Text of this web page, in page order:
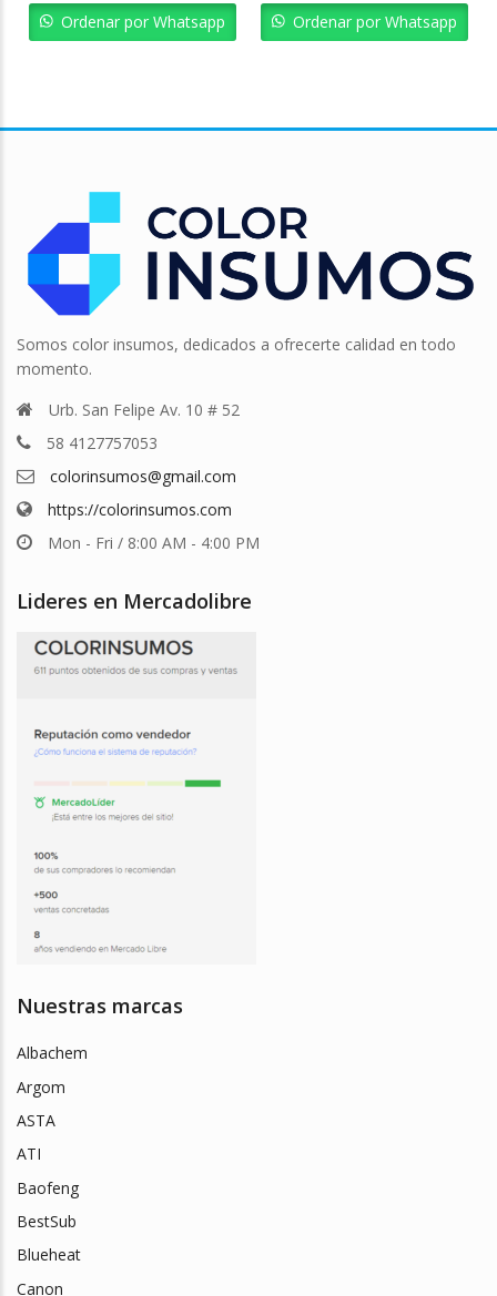
Bs. 2.376,87.Bs. 2.139,18.
Ordenar por Whatsapp
Bs. 2.063,52.Bs.
Ordenar por Whatsapp
Somos color insumos, dedicados a ofrecerte calidad en todo
momento.
Urb. San Felipe Av. 10 # 52
58 4127757053
colorinsumos@gmail.com
https://colorinsumos.com
Mon - Fri / 8:00 AM - 4:00 PM
Lideres en Mercadolibre
Nuestras marcas
Albachem
Argom
ASTA
ATI
Baofeng
BestSub
Blueheat
Canon